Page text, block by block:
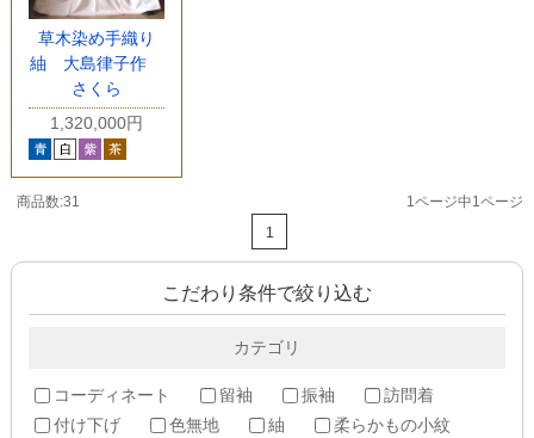
草木染め手織り
紬 大島律子作
さくら
1,320,000円
商品数:31
1ページ中1ページ
1
こだわり条件で絞り込む
カテゴリ
コーディネート 留袖 振袖
訪問着
付け下げ
色無地 紬
柔らかもの小紋